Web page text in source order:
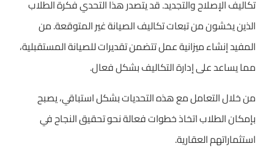
تكاليف الإصلاح والتجديد. قد يتصدر هذا التحدي فكرة الطلاب
الذين يخشون من تبعات تكاليف الصيانة غير المتوقعة. من
المفيد إنشاء ميزانية عمل تتضمن تقديرات للصيانة المستقبلية،
مما يساعد على إدارة التكاليف بشكل فعال.
من خلال التعامل مع هذه التحديات بشكل استباقي، يصبح
بإمكان الطلاب اتخاذ خطوات فعالة نحو تحقيق النجاح في
استثماراتهم العقارية.